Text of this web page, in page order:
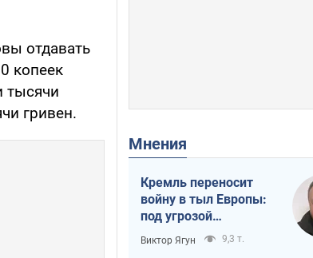
отдавать
копеек
тысячи
гривен.
Мнения
Кремль переносит
войну в тыл Европы:
под угрозой
критическая
логистика
Виктор Ягун 9,3 т.